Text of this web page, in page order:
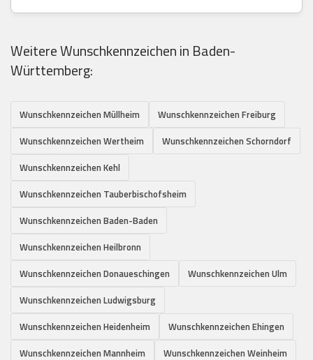
Weitere Wunschkennzeichen in Baden-
Württemberg:
Wunschkennzeichen Müllheim
Wunschkennzeichen Freiburg
Wunschkennzeichen Wertheim
Wunschkennzeichen Schorndorf
Wunschkennzeichen Kehl
Wunschkennzeichen Tauberbischofsheim
Wunschkennzeichen Baden-Baden
Wunschkennzeichen Heilbronn
Wunschkennzeichen Donaueschingen
Wunschkennzeichen Ulm
Wunschkennzeichen Ludwigsburg
Wunschkennzeichen Heidenheim
Wunschkennzeichen Ehingen
Wunschkennzeichen Mannheim
Wunschkennzeichen Weinheim